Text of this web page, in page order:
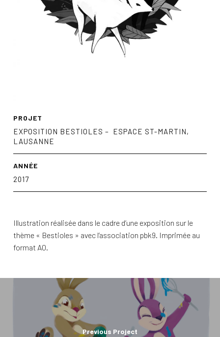
PROJET
EXPOSITION BESTIOLES – ESPACE ST-MARTIN,
LAUSANNE
ANNÉE
2017
Illustration réalisée dans le cadre d’une exposition sur le
thème « Bestioles » avec l’association pbk9. Imprimée au
format A0.
Previous Project